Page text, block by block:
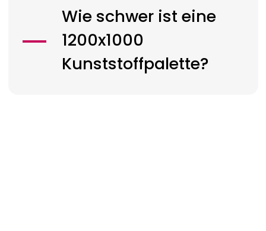
Wie schwer ist eine
1200x1000
Kunststoffpalette?